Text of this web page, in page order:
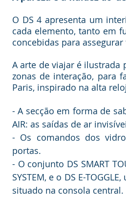
O DS 4 apresenta um
cada elemento, tanto em
concebidas para
A arte de viajar é ilustrada
zonas de interação, para
Paris, inspirado na alta
- A secção em forma de
AIR: as saídas de ar
- Os comandos dos
portas.
- O conjunto DS SMART
SYSTEM, e o DS E-
situado na consola central.